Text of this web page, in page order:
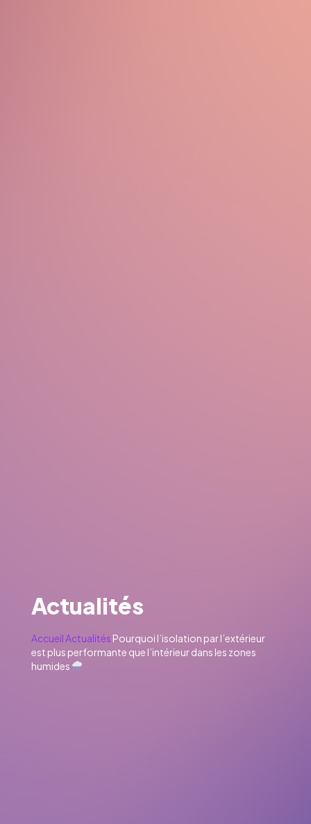
Actualités
AccueilActualités Pourquoi l’isolation par l’extérieur
est plus performante que l’intérieur dans les zones
humides